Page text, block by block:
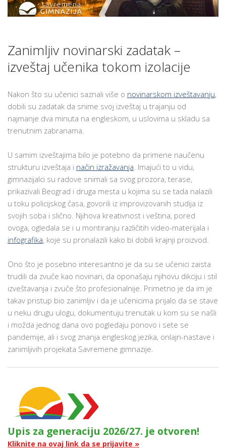
Zanimljiv novinarski zadatak –
izveštaj učenika tokom izolacije
Nakon što su učenici saznali više o novinarskom izveštavanju,
dobili su zadatak da snime svoj izveštaj u trajanju od
najmanje dva minuta na engleskom, u uslovima u skladu sa
trenutnim zabranama.
U samim izveštajima bilo je potebno da primene naučenu
strukturu izveštaja i način izražavanja . Imajući to u vidu,
gimnazijalci su radove snimali sa svog prozora, terase,
prikazivali Beograd i druga mesta u kojima su se tada nalazili
u toku policijskog časa, govorili iz improvizovanih studija iz
svojih soba i slično. Njihova kreativnost i veština, pored
ovoga, ogledala se i u montiranju različitih video-materijala i
infografika, koje su pronalazili kako bi dobili krajnji proizvod.
Ono što je posebno interesantno je da su se učenici zaista
trudili da zvuče kao novinari, da oponašaju njihovu dikciju i stil
izveštavanja i zvuče što profesionalnije. Primetno je da im je
takav pristup bio zanimljiv i da je učenicima prijalo da se stave
u neku drugu ulogu, dokumentuju trenutak u kom su se našli
i možda jednog dana ovo pogledaju ponovo i sete se
pandemije, ali i svog znanja engleskog jezika, onlajn-nastave i
zanimljivih projekata Savremene gimnazije.
Upis za generaciju 2026/27. je otvoren!
Kliknite na ovaj link da se prijavite »